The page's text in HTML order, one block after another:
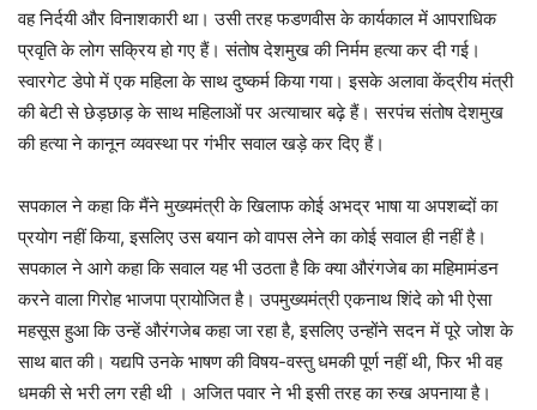
वह निर्दयी और विनाशकारी था। उसी तरह फडणवीस के कार्यकाल में आपराधिक
प्रवृति के लोग सक्रिय हो गए हैं। संतोष देशमुख की निर्मम हत्या कर दी गई।
स्वारगेट डेपो में एक महिला के साथ दुष्कर्म किया गया। इसके अलावा केंद्रीय मंत्री
की बेटी से छेड़छाड़ के साथ महिलाओं पर अत्याचार बढ़े हैं। सरपंच संतोष देशमुख
की हत्या ने कानून व्यवस्था पर गंभीर सवाल खड़े कर दिए हैं।
सपकाल ने कहा कि मैंने मुख्यमंत्री के खिलाफ कोई अभद्र भाषा या अपशब्दों का
प्रयोग नहीं किया, इसलिए उस बयान को वापस लेने का कोई सवाल ही नहीं है।
सपकाल ने आगे कहा कि सवाल यह भी उठता है कि क्या औरंगजेब का महिमामंडन
करने वाला गिरोह भाजपा प्रायोजित है। उपमुख्यमंत्री एकनाथ शिंदे को भी ऐसा
महसूस हुआ कि उन्हें औरंगजेब कहा जा रहा है, इसलिए उन्होंने सदन में पूरे जोश के
साथ बात की। यद्यपि उनके भाषण की विषय-वस्तु धमकी पूर्ण नहीं थी, फिर भी वह
धमकी से भरी लग रही थी । अजित पवार ने भी इसी तरह का रुख अपनाया है।